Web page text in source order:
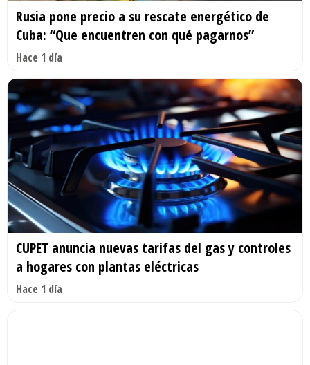
Rusia pone precio a su rescate energético de
Cuba: “Que encuentren con qué pagarnos”
Hace 1 día
CUPET anuncia nuevas tarifas del gas y controles
a hogares con plantas eléctricas
Hace 1 día